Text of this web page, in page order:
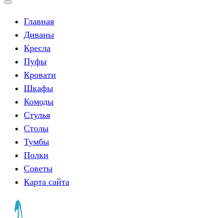
Главная
Диваны
Кресла
Пуфы
Кровати
Шкафы
Комоды
Стулья
Столы
Тумбы
Полки
Советы
Карта сайта